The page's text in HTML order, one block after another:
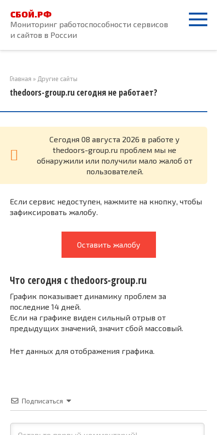
контенту
СБОЙ.РФ
Мониторинг работоспособности сервисов
и сайтов в России
Главная » Другие сайты
thedoors-group.ru сегодня не работает?
Cегодня 08 августа 2026 в работе у
thedoors-group.ru проблем мы не
обнаружили или получили мало жалоб от
пользователей.
Если сервис недоступен, нажмите на кнопку, чтобы
зафиксировать жалобу.
Оставить жалобу
Что сегодня с thedoors-group.ru
График показывает динамику проблем за
последние 14 дней.
Если на графике виден сильный отрыв от
предыдущих значений, значит сбой массовый.
Нет данных для отображения графика.
Подписаться